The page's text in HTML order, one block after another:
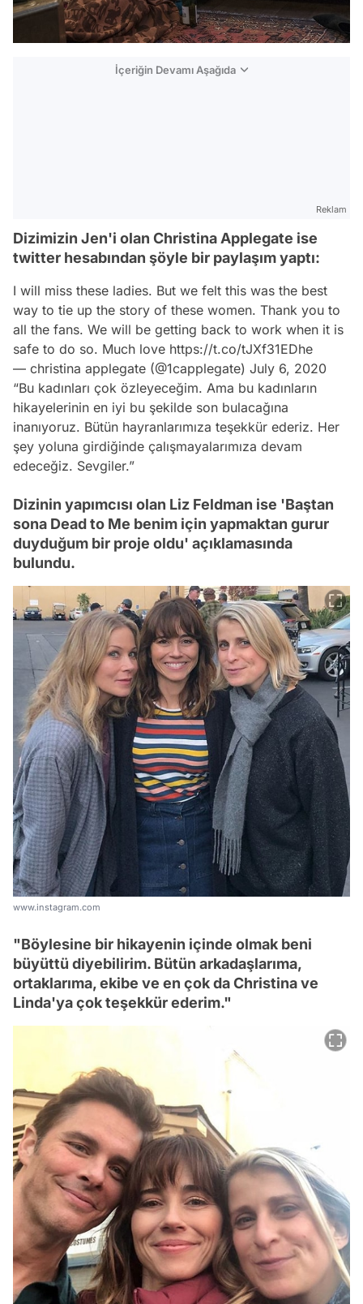
İçeriğin Devamı Aşağıda
Reklam
Dizimizin Jen'i olan Christina Applegate ise
twitter hesabından şöyle bir paylaşım yaptı:
I will miss these ladies. But we felt this was the best
way to tie up the story of these women. Thank you to
all the fans. We will be getting back to work when it is
safe to do so. Much love https://t.co/tJXf31EDhe
— christina applegate (@1capplegate) July 6, 2020
“Bu kadınları çok özleyeceğim. Ama bu kadınların
hikayelerinin en iyi bu şekilde son bulacağına
inanıyoruz. Bütün hayranlarımıza teşekkür ederiz. Her
şey yoluna girdiğinde çalışmayalarımıza devam
edeceğiz. Sevgiler.”
Dizinin yapımcısı olan Liz Feldman ise 'Baştan
sona Dead to Me benim için yapmaktan gurur
duyduğum bir proje oldu' açıklamasında
bulundu.
www.instagram.com
"Böylesine bir hikayenin içinde olmak beni
büyüttü diyebilirim. Bütün arkadaşlarıma,
ortaklarıma, ekibe ve en çok da Christina ve
Linda'ya çok teşekkür ederim."